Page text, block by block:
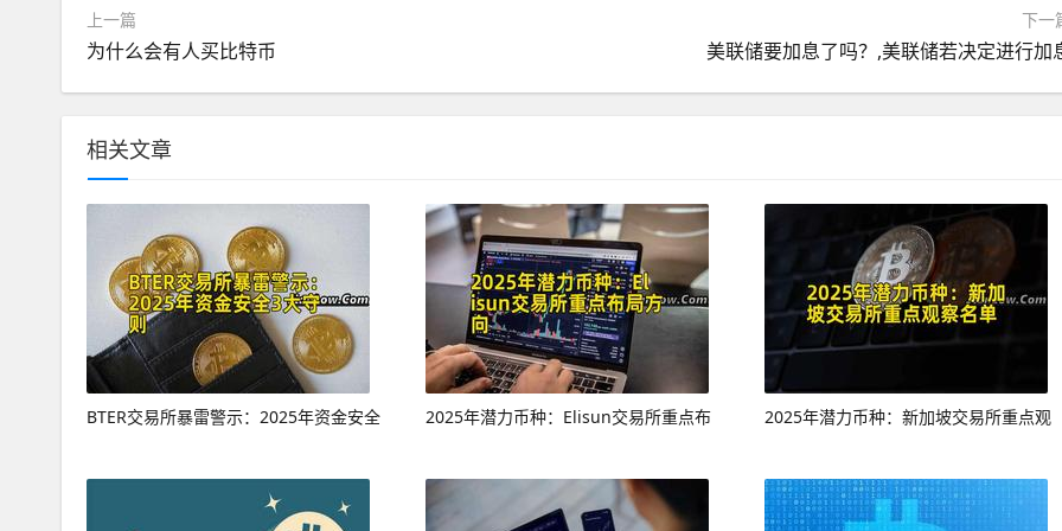
上一篇
为什么会有人买比特币
下一
美联储要加息了吗？,美联储若决定进行加
相关文章
BTER交易所暴雷警示：2025年资金安全 2025年潜力币种：Elisun交易所重点布 2025年潜力币种：新加坡交易所重点观